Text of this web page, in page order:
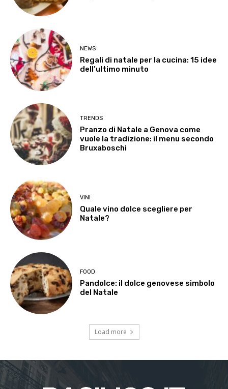
NEWS
Regali di natale per la cucina: 15 idee
dell’ultimo minuto
TRENDS
Pranzo di Natale a Genova come
vuole la tradizione: il menu secondo
Bruxaboschi
VINI
Quale vino dolce scegliere per
Natale?
FOOD
Pandolce: il dolce genovese simbolo
del Natale
Load more